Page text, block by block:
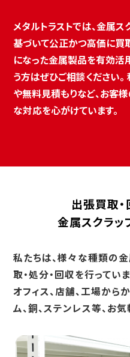
メタルトラストでは、金属
基づいて公正かつ高価に買
になった金属製品を有効活
う方はぜひご相談ください
や無料見積もりなど、お客
な対応を心がけています。
出張買取
金属スクラッ
私たちは、様々な種類の
取・処分・回収を行っていま
オフィス、店舗、工場から
ム、銅、ステンレス等、お